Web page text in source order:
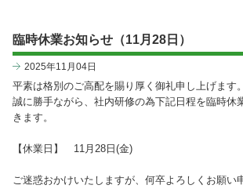
臨時休業お知らせ（11月28日）
2025年11月04日
平素は格別のご高配を賜り厚く御礼申し上げます。
誠に勝手ながら、社内研修の為下記日程を臨時休
きます。
【休業日】 11月28日(金)
ご迷惑おかけいたしますが、何卒よろしくお願い